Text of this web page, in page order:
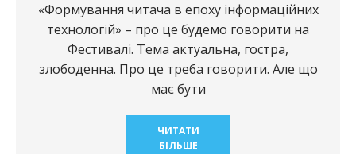
«Формування читача в епоху інформаційних
технологій» – про це будемо говорити на
Фестивалі. Тема актуальна, гостра,
злободенна. Про це треба говорити. Але що
має бути
ЧИТАТИ
БІЛЬШЕ